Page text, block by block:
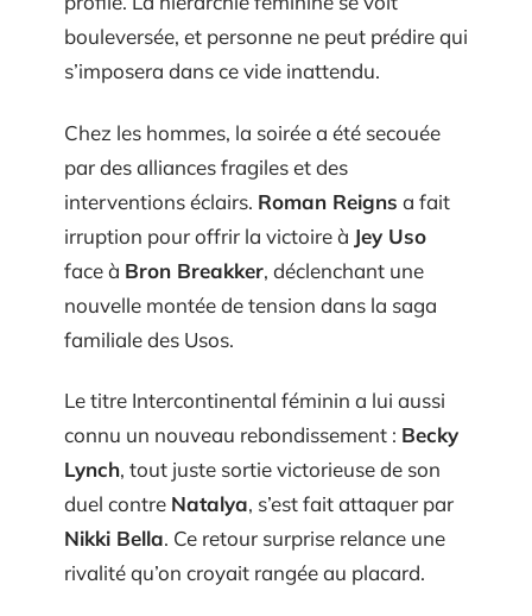
bouleversée, et personne ne peut prédire qui
s’imposera dans ce vide inattendu.
Chez les hommes, la soirée a été secouée
par des alliances fragiles et des
interventions éclairs. Roman Reigns a fait
irruption pour offrir la victoire à Jey Uso
face à Bron Breakker, déclenchant une
nouvelle montée de tension dans la saga
familiale des Usos.
Le titre Intercontinental féminin a lui aussi
connu un nouveau rebondissement : Becky
Lynch, tout juste sortie victorieuse de son
duel contre Natalya, s’est fait attaquer par
Nikki Bella. Ce retour surprise relance une
rivalité qu’on croyait rangée au placard.